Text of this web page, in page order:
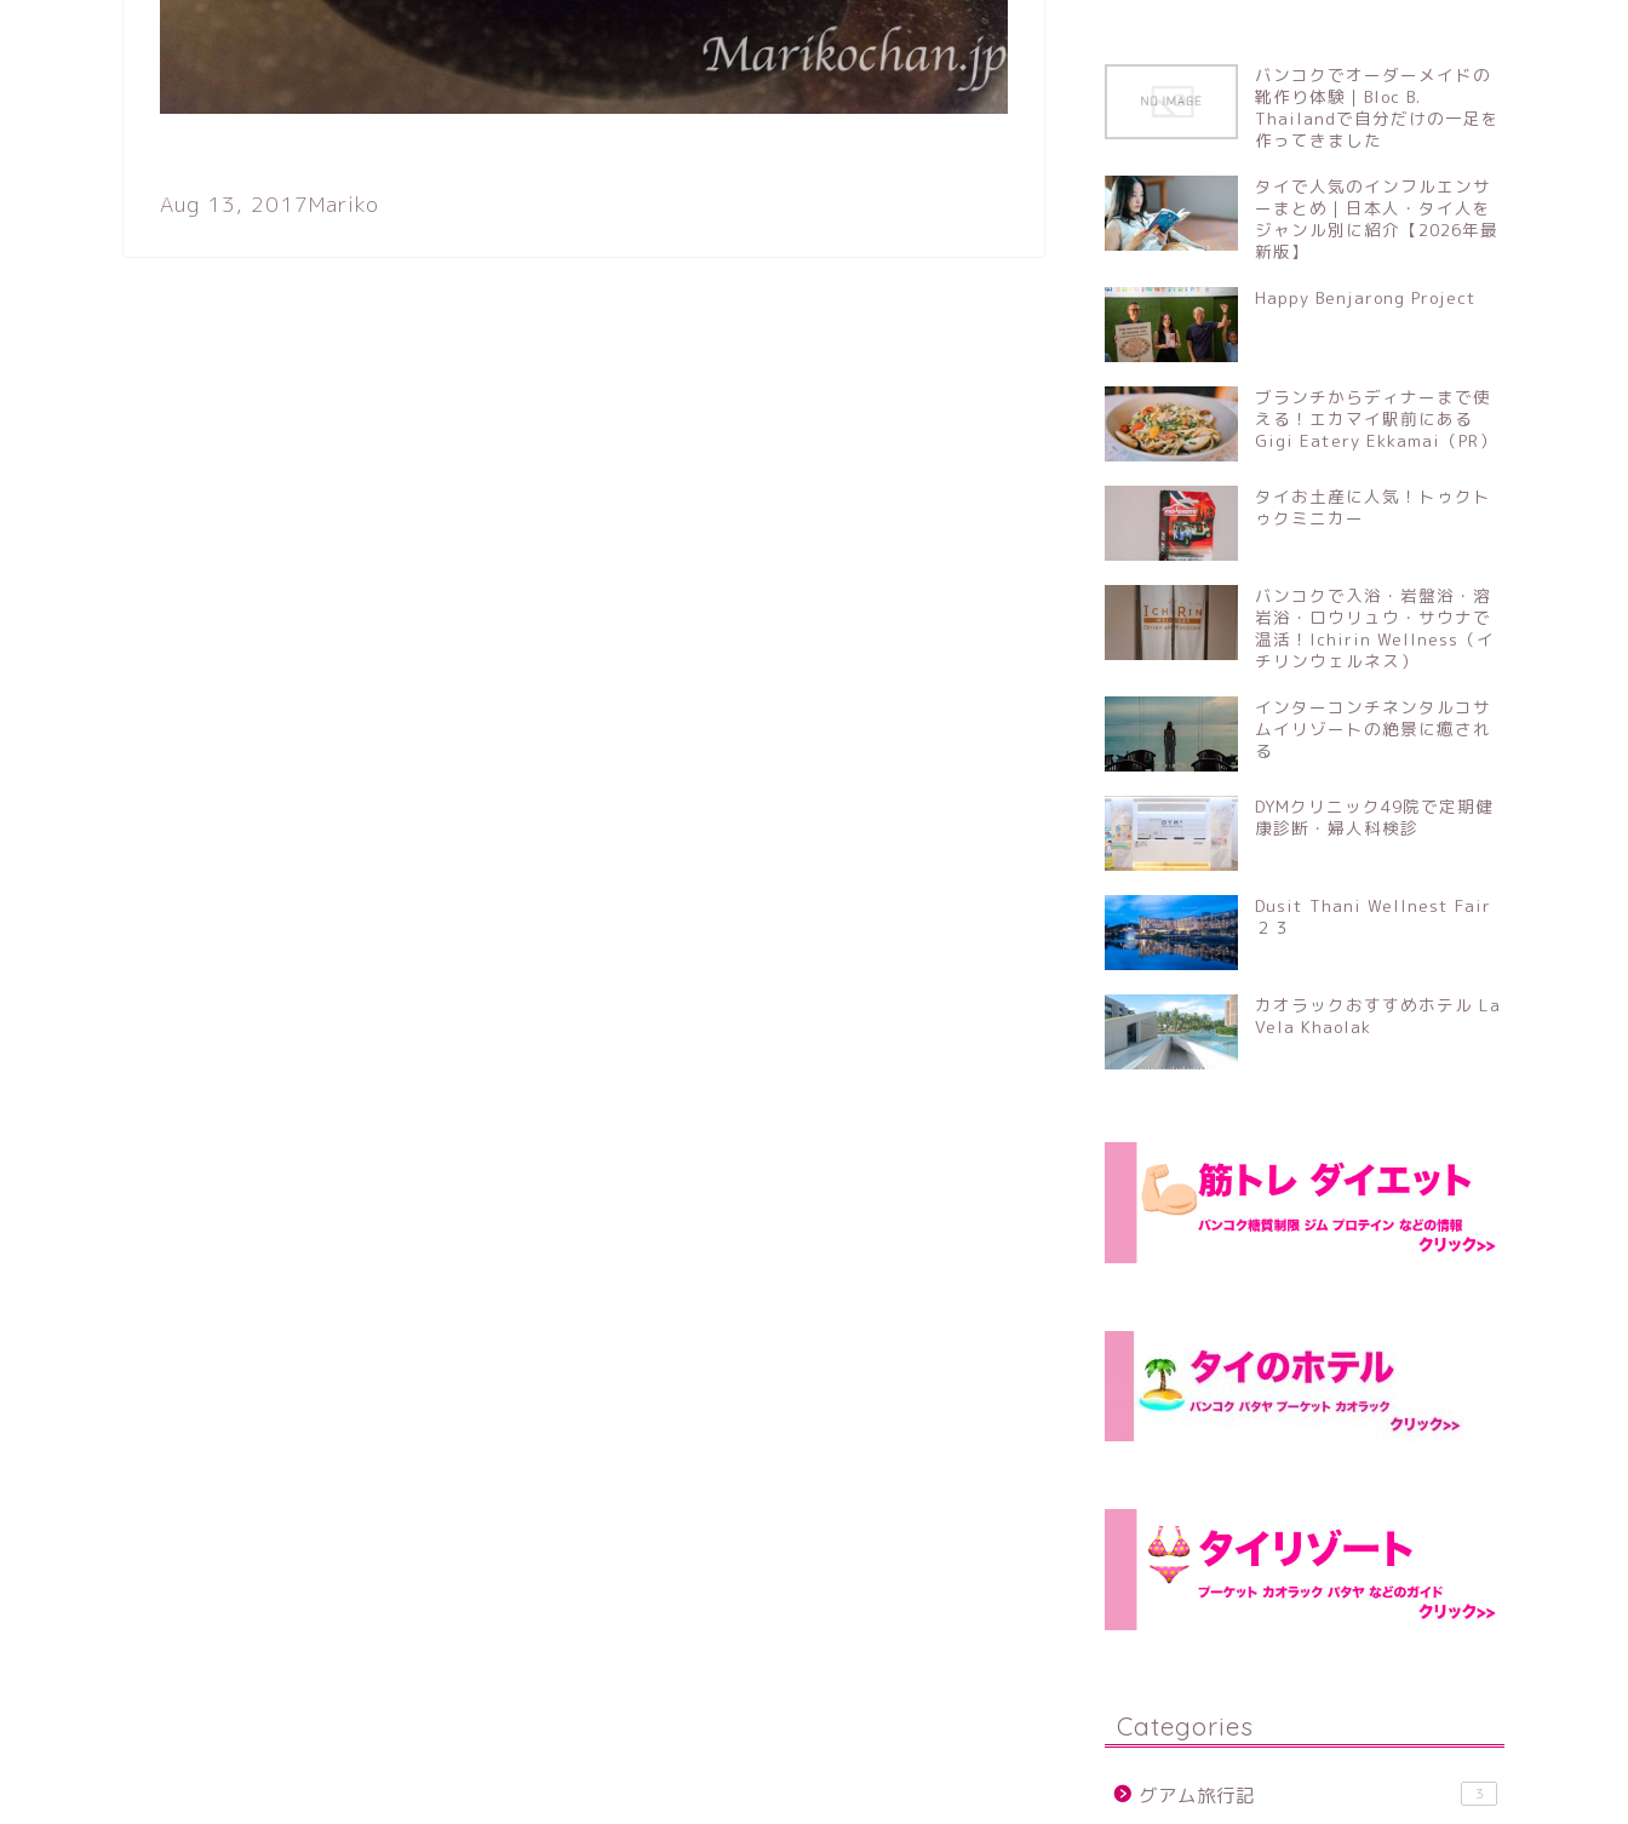
Aug 13, 2017Mariko
バンコクでオーダーメイドの
靴作り体験｜Bloc B.
Thailandで自分だけの一足を
作ってきました
タイで人気のインフルエンサ
ーまとめ｜日本人・タイ人を
ジャンル別に紹介【2026年最
新版】
Happy Benjarong Project
ブランチからディナーまで使
える！エカマイ駅前にある
Gigi Eatery Ekkamai（PR）
タイお土産に人気！トゥクト
ゥクミニカー
バンコクで入浴・岩盤浴・溶
岩浴・ロウリュウ・サウナで
温活！Ichirin Wellness（イ
チリンウェルネス）
インターコンチネンタルコサ
ムイリゾートの絶景に癒され
る
DYMクリニック49院で定期健
康診断・婦人科検診
Dusit Thani Wellnest Fair
２３
カオラックおすすめホテル La
Vela Khaolak
Categories
グアム旅行記 3